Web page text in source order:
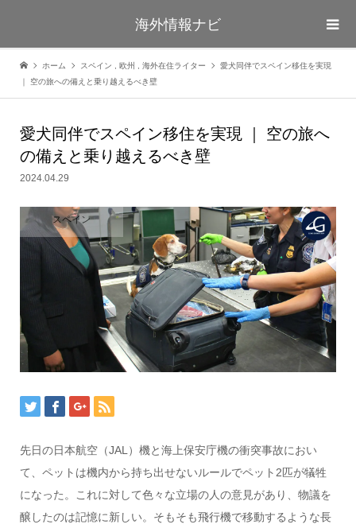
海外情報ナビ
ホーム スペイン 欧州 海外在住ライター
愛犬同伴でスペイン移住を実現
｜ 空の旅への備えと乗り越えるべき壁
愛犬同伴でスペイン移住を実現 ｜ 空の旅へ
の備えと乗り越えるべき壁
2024.04.29
スペイン
先日の日本航空（JAL）機と海上保安庁機の衝突事故におい
て、ペットは機内から持ち出せないルールでペット2匹が犠牲
になった。これに対して色々な立場の人の意見があり、物議を
醸したのは記憶に新しい。そもそも飛行機で移動するような長